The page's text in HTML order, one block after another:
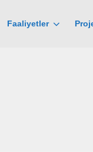
Faaliyetler